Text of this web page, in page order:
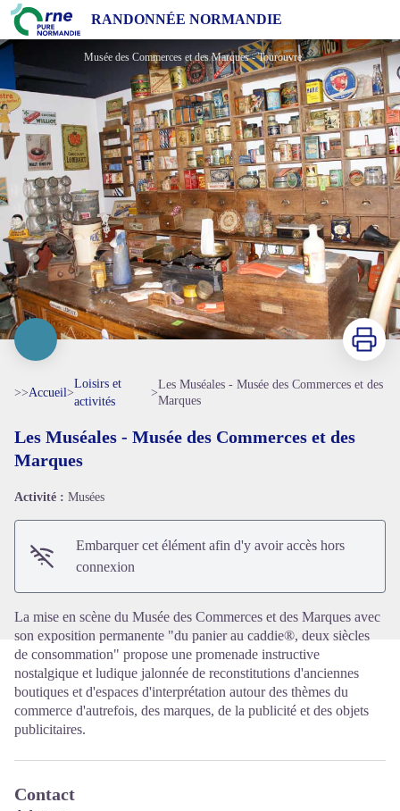
RANDONNÉE NORMANDIE
Les Muséales - Musée des Commerces et des Marques
Musée des Commerces et des Marques - Tourouvre - © Orne Tourisme
Imprimer
>>Accueil>
Loisirs et
activités
>
Les Muséales - Musée des Commerces et des
Marques
Les Muséales - Musée des Commerces et des
Marques
Activité : Musées
Embarquer cet élément afin d'y avoir accès hors
connexion
La mise en scène du Musée des Commerces et des Marques avec
son exposition permanente "du panier au caddie®, deux siècles
de consommation" propose une promenade instructive
nostalgique et ludique jalonnée de reconstitutions d'anciennes
boutiques et d'espaces d'interprétation autour des thèmes du
commerce d'autrefois, des marques, de la publicité et des objets
publicitaires.
Contact